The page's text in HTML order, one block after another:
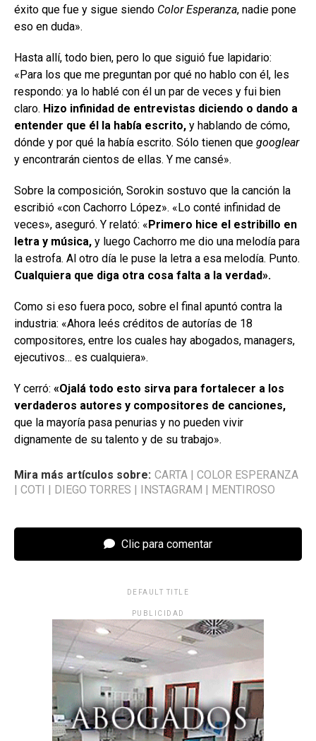
éxito que fue y sigue siendo Color Esperanza, nadie pone
eso en duda».
Hasta allí, todo bien, pero lo que siguió fue lapidario:
«Para los que me preguntan por qué no hablo con él, les
respondo: ya lo hablé con él un par de veces y fui bien
claro. Hizo infinidad de entrevistas diciendo o dando a
entender que él la había escrito, y hablando de cómo,
dónde y por qué la había escrito. Sólo tienen que googlear
y encontrarán cientos de ellas. Y me cansé».
Sobre la composición, Sorokin sostuvo que la canción la
escribió «con Cachorro López». «Lo conté infinidad de
veces», aseguró. Y relató: «Primero hice el estribillo en
letra y música, y luego Cachorro me dio una melodía para
la estrofa. Al otro día le puse la letra a esa melodía. Punto.
Cualquiera que diga otra cosa falta a la verdad».
Como si eso fuera poco, sobre el final apuntó contra la
industria: «Ahora leés créditos de autorías de 18
compositores, entre los cuales hay abogados, managers,
ejecutivos… es cualquiera».
Y cerró: «Ojalá todo esto sirva para fortalecer a los
verdaderos autores y compositores de canciones,
que la mayoría pasa penurias y no pueden vivir
dignamente de su talento y de su trabajo».
Mira más artículos sobre: CARTA | COLOR ESPERANZA
| COTI | DIEGO TORRES | INSTAGRAM | MENTIROSO
Clic para comentar
DEFAULT TITLE
PUBLICIDAD